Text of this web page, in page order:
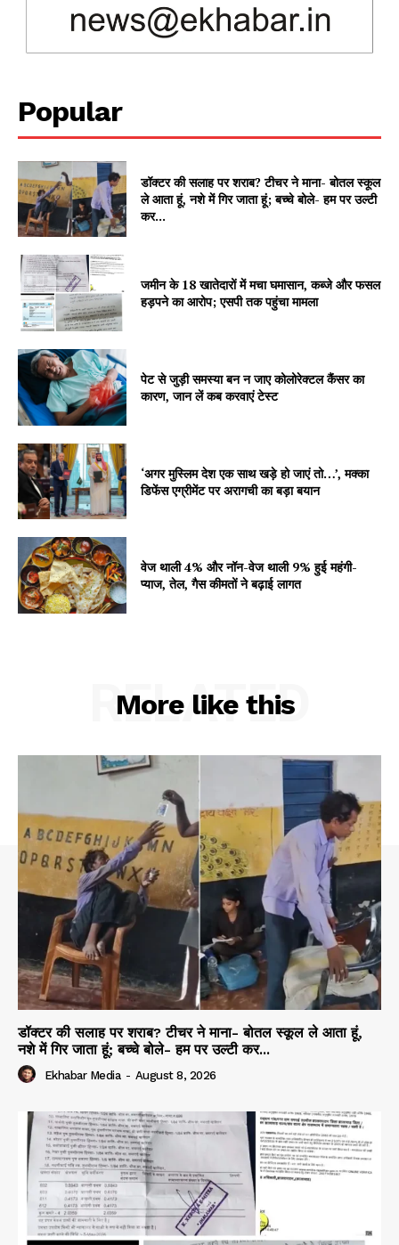
Magazine PRO
Company
About
Contact us
My account
Popular
डॉक्टर की सलाह पर शराब? टीचर ने माना- बोतल स्कूल
ले आता हूं, नशे में गिर जाता हूं; बच्चे बोले- हम पर उल्टी
कर...
जमीन के 18 खातेदारों में मचा घमासान, कब्जे और फसल
हड़पने का आरोप; एसपी तक पहुंचा मामला
पेट से जुड़ी समस्या बन न जाए कोलोरेक्टल कैंसर का
कारण, जान लें कब करवाएं टेस्ट
‘अगर मुस्लिम देश एक साथ खड़े हो जाएं तो…’, मक्का
डिफेंस एग्रीमेंट पर अरागची का बड़ा बयान
वेज थाली 4% और नॉन-वेज थाली 9% हुई महंगी-
प्याज, तेल, गैस कीमतों ने बढ़ाई लागत
More like this
RELATED
डॉक्टर की सलाह पर शराब? टीचर ने माना- बोतल स्कूल ले आता हूं,
नशे में गिर जाता हूं; बच्चे बोले- हम पर उल्टी कर...
Ekhabar Media - August 8, 2026